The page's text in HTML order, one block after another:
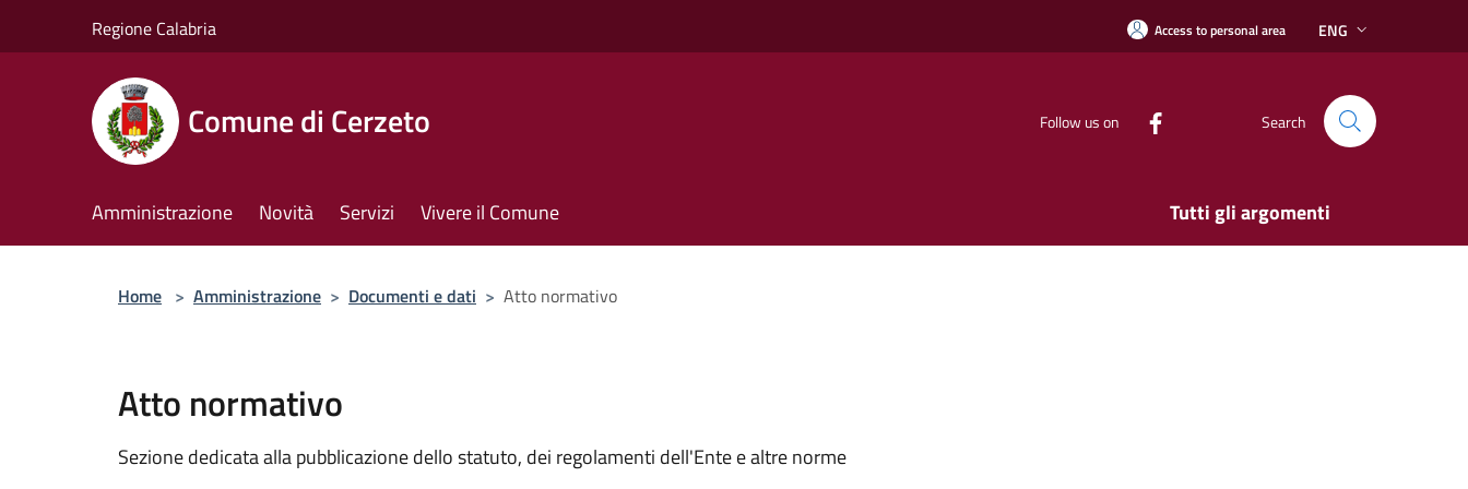
Regione Calabria Access to personal area ENG
Comune di Cerzeto Follow us on Search
Amministrazione Novità Servizi Vivere il Comune Tutti gli argomenti
Home > Amministrazione > Documenti e dati > Atto normativo
Atto normativo
Sezione dedicata alla pubblicazione dello statuto, dei regolamenti dell'Ente e altre norme